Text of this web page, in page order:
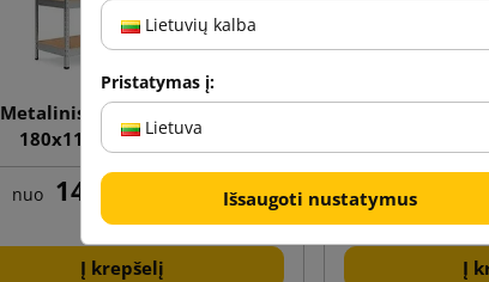
Metalinis stelažas "Solid II"
180x110x50 5P 1000 kg
nuo 143,28 € su PVM
Į krepšelį
Metalinis
nuo
Į
Lietuvių kalba
Pristatymas į:
Lietuva
Išsaugoti nustatymus